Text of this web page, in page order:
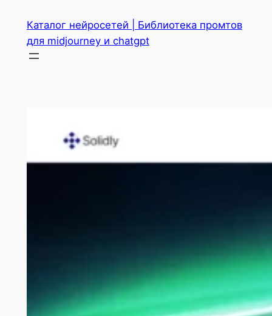
содержимому
Каталог нейросетей | Библиотека промтов
для midjourney и chatgpt